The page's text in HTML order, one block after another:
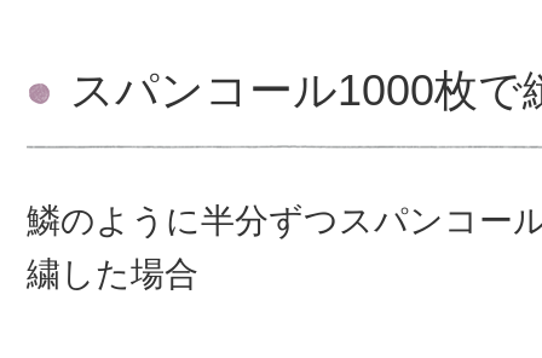
スパンコール1000枚で
鱗のように半分ずつスパンコー
繍した場合